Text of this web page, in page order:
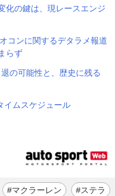
化の鍵は、現レースエンジ
コンに関するデタラメ報道
らず
の可能性と、歴史に残る
ムスケジュール
#マクラーレン #ステラ